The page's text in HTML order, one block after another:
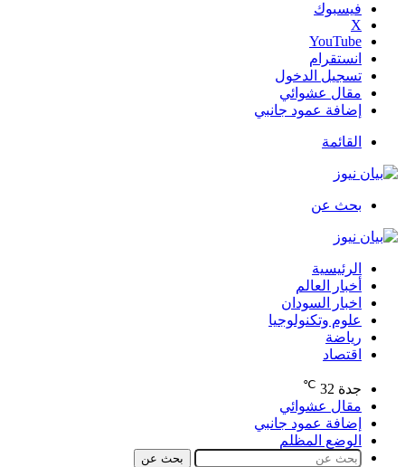
فيسبوك
‫X
‫YouTube
انستقرام
تسجيل الدخول
مقال عشوائي
إضافة عمود جانبي
القائمة
بحث عن
الرئيسية
أخبار العالم
اخبار السودان
علوم وتكنولوجيا
رياضة
اقتصاد
جدة 32
℃
مقال عشوائي
إضافة عمود جانبي
الوضع المظلم
بحث عن